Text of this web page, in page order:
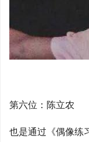
第六位：陈立农
也是通过《偶像练